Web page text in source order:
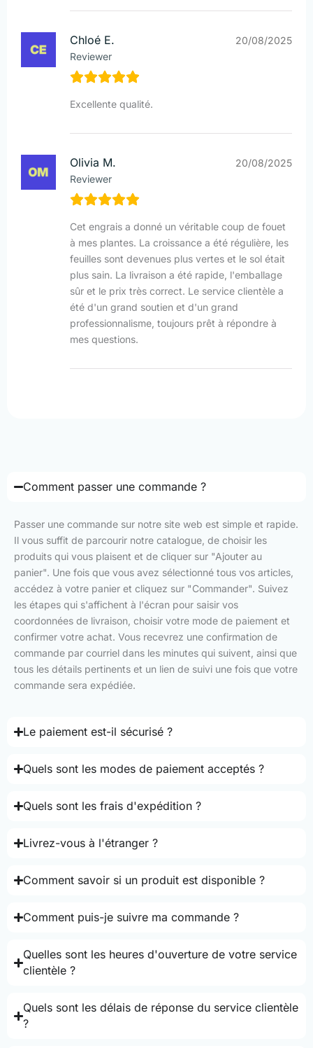
Chloé E.
Reviewer
20/08/2025
Excellente qualité.
Olivia M.
Reviewer
20/08/2025
Cet engrais a donné un véritable coup de fouet
à mes plantes. La croissance a été régulière, les
feuilles sont devenues plus vertes et le sol était
plus sain. La livraison a été rapide, l'emballage
sûr et le prix très correct. Le service clientèle a
été d'un grand soutien et d'un grand
professionnalisme, toujours prêt à répondre à
mes questions.
Comment passer une commande ?
Passer une commande sur notre site web est simple et rapide.
Il vous suffit de parcourir notre catalogue, de choisir les
produits qui vous plaisent et de cliquer sur "Ajouter au
panier". Une fois que vous avez sélectionné tous vos articles,
accédez à votre panier et cliquez sur "Commander". Suivez
les étapes qui s'affichent à l'écran pour saisir vos
coordonnées de livraison, choisir votre mode de paiement et
confirmer votre achat. Vous recevrez une confirmation de
commande par courriel dans les minutes qui suivent, ainsi que
tous les détails pertinents et un lien de suivi une fois que votre
commande sera expédiée.
Le paiement est-il sécurisé ?
Quels sont les modes de paiement acceptés ?
Quels sont les frais d'expédition ?
Livrez-vous à l'étranger ?
Comment savoir si un produit est disponible ?
Comment puis-je suivre ma commande ?
Quelles sont les heures d'ouverture de votre service
clientèle ?
Quels sont les délais de réponse du service clientèle
?